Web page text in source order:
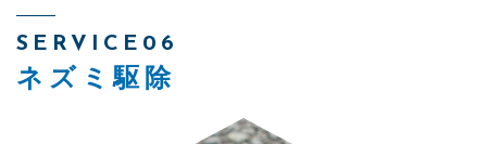
SERVICE06
ネズミ駆除